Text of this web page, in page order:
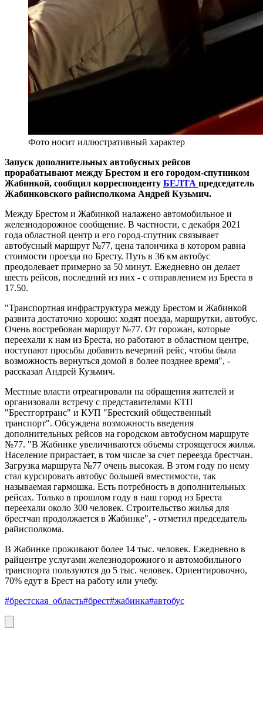
Фото носит иллюстративный характер
Запуск дополнительных автобусных рейсов
прорабатывают между Брестом и его городом-спутником
Жабинкой, сообщил корреспонденту БЕЛТА председатель
Жабинковского райисполкома Андрей Кузьмич.
Между Брестом и Жабинкой налажено автомобильное и
железнодорожное сообщение. В частности, с декабря 2021
года областной центр и его город-спутник связывает
автобусный маршрут №77, цена талончика в котором равна
стоимости проезда по Бресту. Путь в 36 км автобус
преодолевает примерно за 50 минут. Ежедневно он делает
шесть рейсов, последний из них - с отправлением из Бреста в
17.50.
"Транспортная инфраструктура между Брестом и Жабинкой
развита достаточно хорошо: ходят поезда, маршрутки, автобус.
Очень востребован маршрут №77. От горожан, которые
переехали к нам из Бреста, но работают в областном центре,
поступают просьбы добавить вечерний рейс, чтобы была
возможность вернуться домой в более позднее время", -
рассказал Андрей Кузьмич.
Местные власти отреагировали на обращения жителей и
организовали встречу с представителями КТП
"Брестгортранс" и КУП "Брестский общественный
транспорт". Обсуждена возможность введения
дополнительных рейсов на городском автобусном маршруте
№77. "В Жабинке увеличиваются объемы строящегося жилья.
Население прирастает, в том числе за счет переезда брестчан.
Загрузка маршрута №77 очень высокая. В этом году по нему
стал курсировать автобус большей вместимости, так
называемая гармошка. Есть потребность в дополнительных
рейсах. Только в прошлом году в наш город из Бреста
переехали около 300 человек. Строительство жилья для
брестчан продолжается в Жабинке", - отметил председатель
райисполкома.
В Жабинке проживают более 14 тыс. человек. Ежедневно в
райцентре услугами железнодорожного и автомобильного
транспорта пользуются до 5 тыс. человек. Ориентировочно,
70% едут в Брест на работу или учебу.
#брестская_область#брест#жабинка#автобус